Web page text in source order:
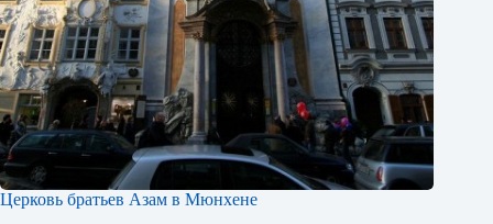
Церковь братьев Азам в Мюнхене